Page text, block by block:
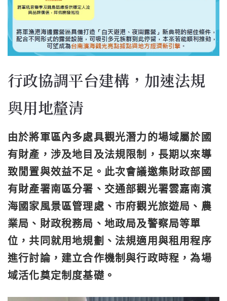
行政協調平台建構，加速法規
與用地釐清
由於將軍區內多處具觀光潛力的場域屬於國
有財產，涉及地目及法規限制，長期以來導
致閒置與效益不足。此次會議邀集財政部國
有財產署南區分署、交通部觀光署雲嘉南濱
海國家風景區管理處、市府觀光旅遊局、農
業局、財政稅務局、地政局及警察局等單
位，共同就用地規劃、法規適用與租用程序
進行討論，建立合作機制與行政時程，為場
域活化奠定制度基礎。